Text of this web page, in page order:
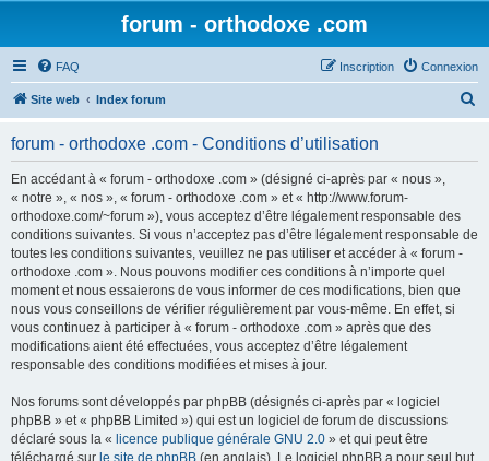
forum - orthodoxe .com
FAQ Connexion
Inscription
Site web Index forum
forum - orthodoxe .com - Conditions d’utilisation
En accédant à « forum - orthodoxe .com » (désigné ci-après par « nous »,
« notre », « nos », « forum - orthodoxe .com » et « http://www.forum-
orthodoxe.com/~forum »), vous acceptez d’être légalement responsable des
conditions suivantes. Si vous n’acceptez pas d’être légalement responsable de
toutes les conditions suivantes, veuillez ne pas utiliser et accéder à « forum -
orthodoxe .com ». Nous pouvons modifier ces conditions à n’importe quel
moment et nous essaierons de vous informer de ces modifications, bien que
nous vous conseillons de vérifier régulièrement par vous-même. En effet, si
vous continuez à participer à « forum - orthodoxe .com » après que des
modifications aient été effectuées, vous acceptez d’être légalement
responsable des conditions modifiées et mises à jour.
Nos forums sont développés par phpBB (désignés ci-après par « logiciel
phpBB » et « phpBB Limited ») qui est un logiciel de forum de discussions
déclaré sous la « licence publique générale GNU 2.0 » et qui peut être
téléchargé sur le site de phpBB (en anglais). Le logiciel phpBB a pour seul but